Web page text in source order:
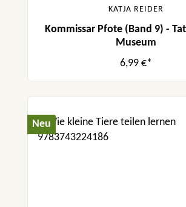
KATJA REIDER
Kommissar Pfote (Band 9) -
Museum
6,99 €*
Neu